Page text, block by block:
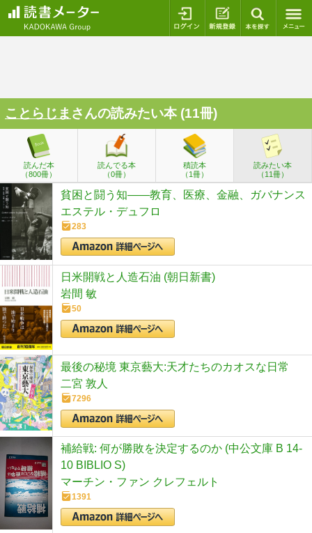
ログイン 新規登録
ことらじま さんの読みたい本 (11冊)
読んだ本
（800冊）
読んでる本
（0冊）
積読本
（1冊）
読みたい本
（11冊）
貧困と闘う知――教育、医療、金融、ガバナンス
エステル・デュフロ
283
日米開戦と人造石油 (朝日新書)
岩間 敏
50
最後の秘境 東京藝大:天才たちのカオスな日常
二宮 敦人
7296
補給戦: 何が勝敗を決定するのか (中公文庫 B 14-
10 BIBLIO S)
マーチン・ファン クレフェルト
1391